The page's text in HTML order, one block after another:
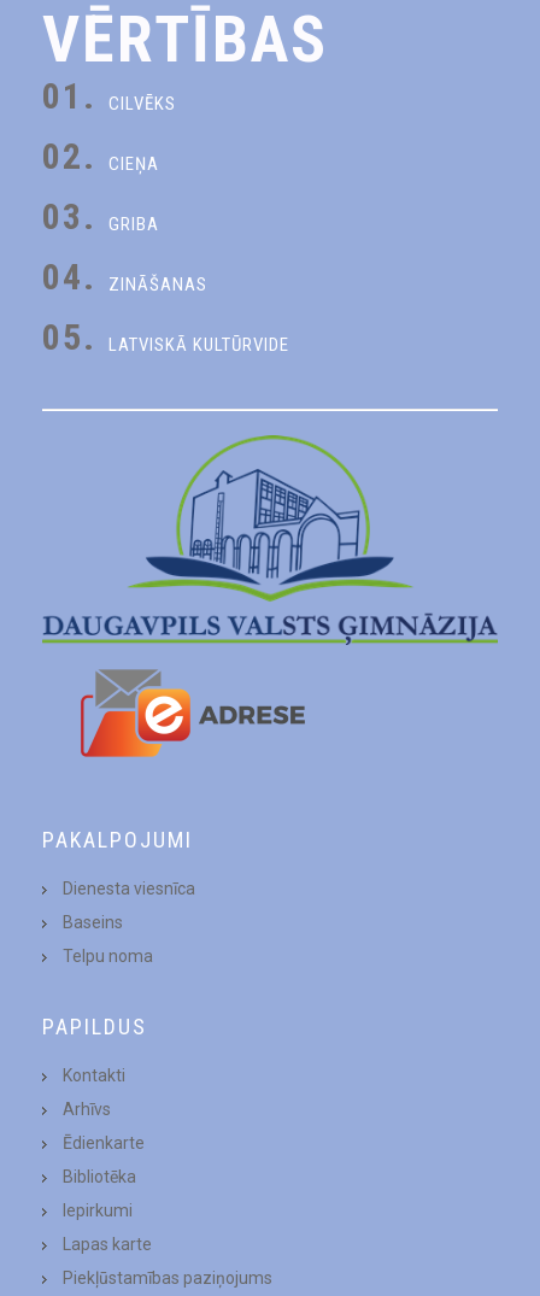
VĒRTĪBAS
01. CILVĒKS
02. CIEŅA
03. GRIBA
04. ZINĀŠANAS
05. LATVISKĀ KULTŪRVIDE
PAKALPOJUMI
Dienesta viesnīca
Baseins
Telpu noma
PAPILDUS
Kontakti
Arhīvs
Ēdienkarte
Bibliotēka
Iepirkumi
Lapas karte
Piekļūstamības paziņojums